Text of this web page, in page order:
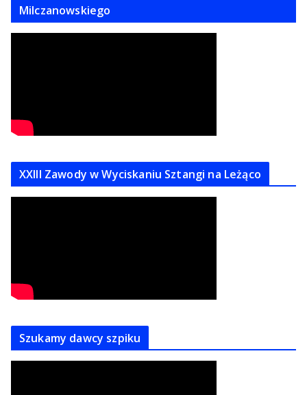
Milczanowskiego
XXIII Zawody w Wyciskaniu Sztangi na Leżąco
Szukamy dawcy szpiku